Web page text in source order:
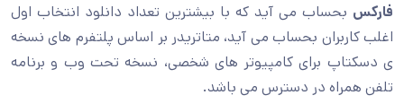
فارکس بحساب می آید که با بیشترین تعداد دانلود انتخاب اول
اغلب کاربران بحساب می آید، متاتریدر بر اساس پلتفرم های نسخه
ی دسکتاپ برای کامپیوتر های شخصی، نسخه تحت وب و برنامه
تلفن همراه در دسترس می باشد.